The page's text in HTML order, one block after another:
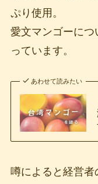
ぷり使用。
愛文マンゴーに
っています。
あわせて読みたい
噂によると経営